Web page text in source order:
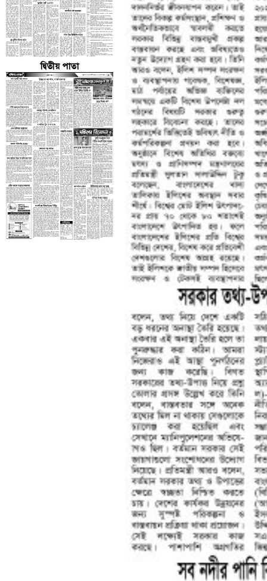
দ্বিতীয় পাতা